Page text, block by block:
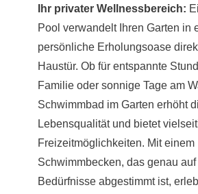
Ihr privater Wellnessbereich:
Pool verwandelt Ihren Garten in
persönliche Erholungsoase
Haustür. Ob für entspannte
Familie oder sonnige Tage am
Schwimmbad im Garten erhöht
Lebensqualität und bietet
Freizeitmöglichkeiten. Mit einem
Schwimmbecken, das genau auf
Bedürfnisse abgestimmt ist,